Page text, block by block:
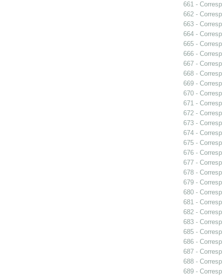
661 -
662 -
663 -
664 -
665 -
666 -
667 -
668 -
669 -
670 -
671 -
672 -
673 -
674 -
675 -
676 -
677 -
678 -
679 -
680 -
681 -
682 -
683 -
685 -
686 -
687 -
688 -
689 -